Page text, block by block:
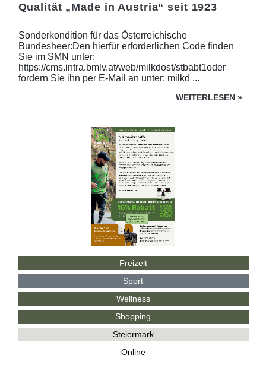
Qualität „Made in Austria“ seit 1923
Sonderkondition für das Österreichische
Bundesheer:Den hierfür erforderlichen Code finden
Sie im SMN unter:
https://cms.intra.bmlv.at/web/milkdost/stbabt1oder
fordern Sie ihn per E-Mail an unter: milkd ...
WEITERLESEN »
Freizeit
Sport
Wellness
Shopping
Steiermark
Online